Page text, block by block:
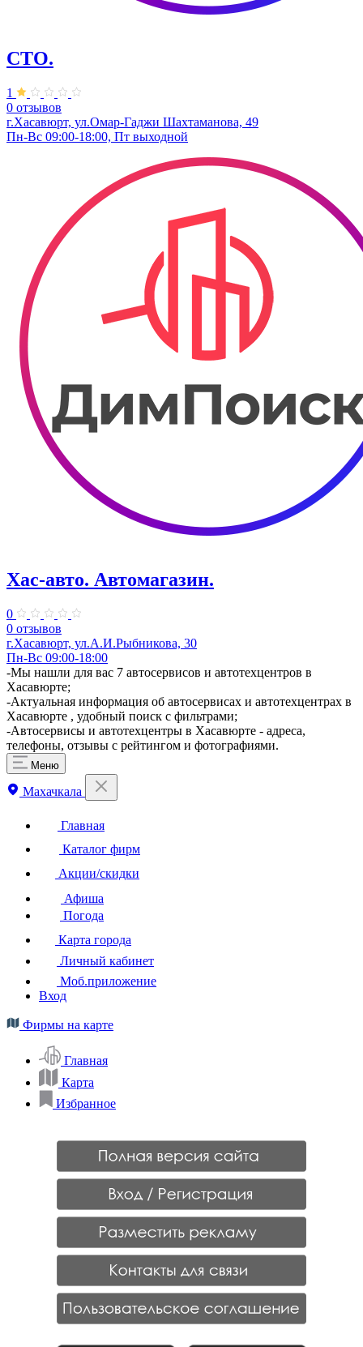
СТО.
1
0 отзывов
г.Хасавюрт, ул.Омар-Гаджи Шахтаманова, 49
Пн-Вс 09:00-18:00, Пт выходной
Хас-авто. Автомагазин.
0
0 отзывов
г.Хасавюрт, ул.А.И.Рыбникова, 30
Пн-Вс 09:00-18:00
-Мы нашли для вас 7 автосервисов и автотехцентров в
Хасавюрте;
-Актуальная информация об автосервисах и автотехцентрах в
Хасавюрте , удобный поиск с фильтрами;
-Автосервисы и автотехцентры в Хасавюрте - адреса,
телефоны, отзывы с рейтингом и фотографиями.
Меню
Махачкала
Главная
Каталог фирм
Акции/скидки
Афиша
Погода
Карта города
Личный кабинет
Моб.приложение
Вход
Фирмы на карте
Главная
Карта
Избранное